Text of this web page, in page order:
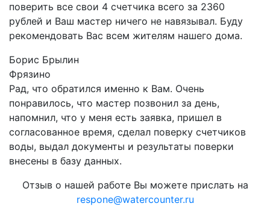
поверить все свои 4 счетчика всего за 2360
рублей и Ваш мастер ничего не навязывал. Буду
рекомендовать Вас всем жителям нашего дома.
Борис Брылин
Фрязино
Рад, что обратился именно к Вам. Очень
понравилось, что мастер позвонил за день,
напомнил, что у меня есть заявка, пришел в
согласованное время, сделал поверку счетчиков
воды, выдал документы и результаты поверки
внесены в базу данных.
Отзыв о нашей работе Вы можете прислать на
respone@watercounter.ru